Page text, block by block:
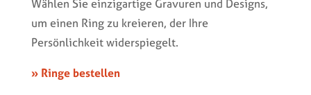
Wählen Sie einzigartige Gravuren und Designs,
um einen Ring zu kreieren, der Ihre
Persönlichkeit widerspiegelt.
» Ringe bestellen